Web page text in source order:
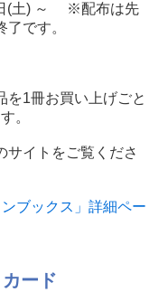
) ～ ※配布は先
です。
1冊お買い上げごと
。
イトをご覧くださ
ブックス」詳細ペー
ード